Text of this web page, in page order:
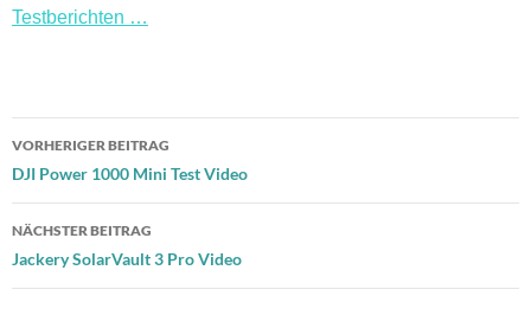
Testberichten …
Beitragsnavigation
VORHERIGER BEITRAG
DJI Power 1000 Mini Test Video
NÄCHSTER BEITRAG
Jackery SolarVault 3 Pro Video